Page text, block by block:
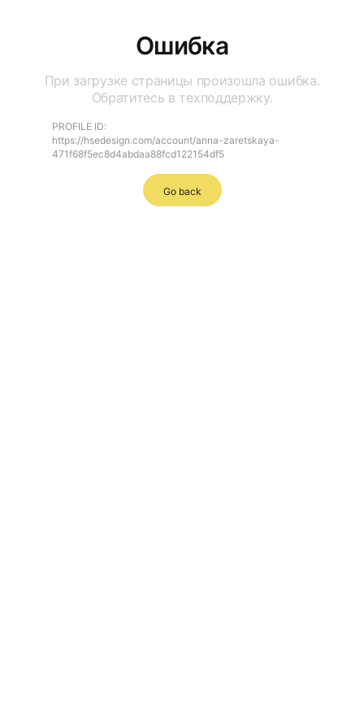
Ошибка
При загрузке страницы произошла ошибка.
Обратитесь в техподдержку.
PROFILE ID:
https://hsedesign.com/account/anna-zaretskaya-
471f68f5ec8d4abdaa88fcd122154df5
Go back